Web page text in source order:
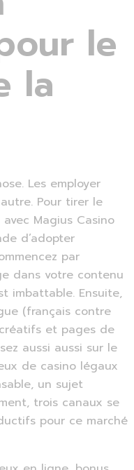
le
la
Les employer
Pour tirer le
Magius Casino
d’adopter
par
dans votre contenu
imbattable. Ensuite,
(français contre
et pages de
aussi aussi sur le
de casino légaux
un sujet
trois canaux se
pour ce marché